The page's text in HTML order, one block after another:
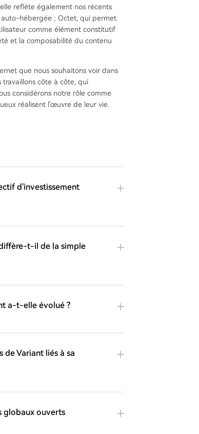
reflète également nos récents
auto-hébergée ; Octet, qui permet
comme élément constitutif
et la composabilité du contenu
que nous souhaitons voir dans
côte à côte, qui
considérons notre rôle comme
réalisent l'œuvre de leur vie.
d'investissement
t-il de la simple
a-t-elle évolué ?
de Variant liés à sa
globaux ouverts